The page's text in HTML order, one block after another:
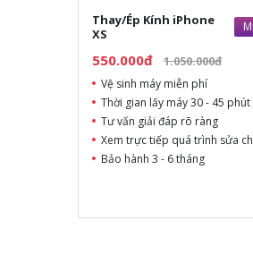
Thay/Ép Kính iPhone
XS
550.000đ 1.050.000đ
Vệ sinh máy miễn phí
Thời gian lấy máy 30 - 45 phút
Tư vấn giải đáp rõ ràng
Xem trực tiếp quá trình sửa
Bảo hành 3 - 6 tháng